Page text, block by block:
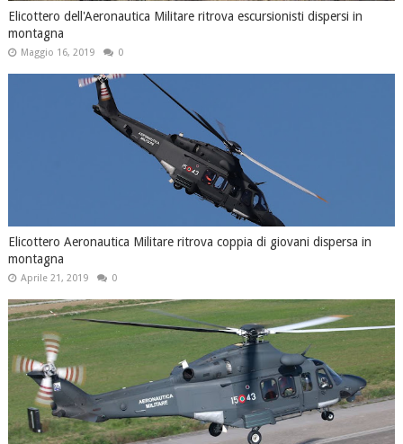
Elicottero dell'Aeronautica Militare ritrova escursionisti dispersi in
montagna
Maggio 16, 2019 0
Elicottero Aeronautica Militare ritrova coppia di giovani dispersa in
montagna
Aprile 21, 2019 0